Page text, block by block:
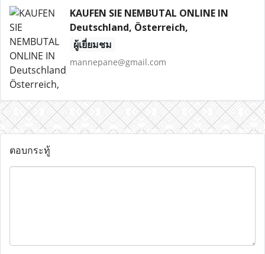
KAUFEN SIE NEMBUTAL ONLINE IN
Deutschland, Österreich,
ผู้เยี่ยมชม
mannepane@gmail.com
ตอบกระทู้